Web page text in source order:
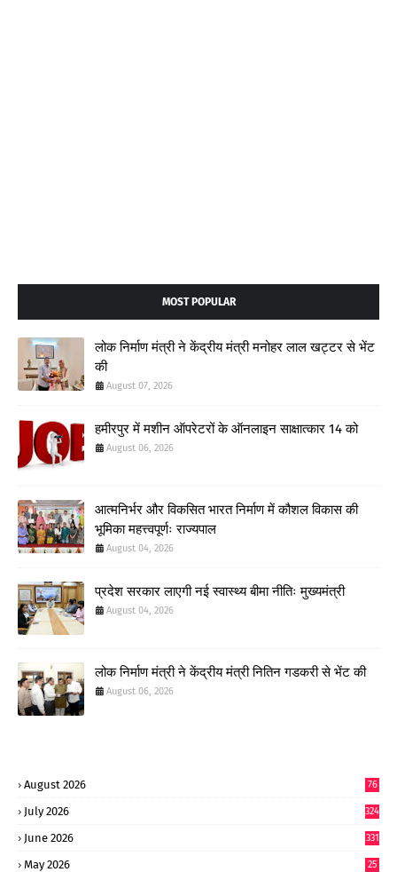
MOST POPULAR
लोक निर्माण मंत्री ने केंद्रीय मंत्री मनोहर लाल खट्टर से भेंट
की
August 07, 2026
हमीरपुर में मशीन ऑपरेटरों के ऑनलाइन साक्षात्कार 14 को
August 06, 2026
आत्मनिर्भर और विकसित भारत निर्माण में कौशल विकास की
भूमिका महत्त्वपूर्णः राज्यपाल
August 04, 2026
प्रदेश सरकार लाएगी नई स्वास्थ्य बीमा नीतिः मुख्यमंत्री
August 04, 2026
लोक निर्माण मंत्री ने केंद्रीय मंत्री नितिन गडकरी से भेंट की
August 06, 2026
August 2026 76
July 2026 324
June 2026 331
May 2026
25